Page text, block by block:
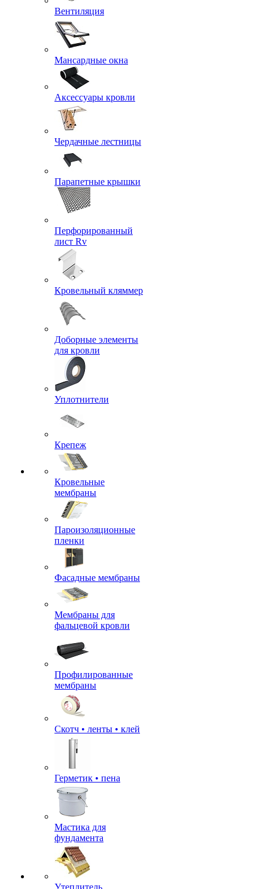
Вентиляция
Мансардные окна
Аксессуары кровли
Чердачные лестницы
Парапетные крышки
Перфорированный
лист Rv
Кровельный кляммер
Доборные элементы
для кровли
Уплотнители
Крепеж
Кровельные
мембраны
Пароизоляционные
пленки
Фасадные мембраны
Мембраны для
фальцевой кровли
Профилированные
мембраны
Скотч • ленты • клей
Герметик • пена
Мастика для
фундамента
Утеплитель